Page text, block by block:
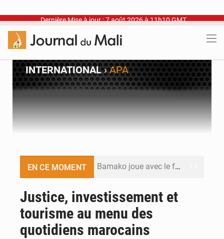
Dernière Mise à jour : 7 août 2026 à 11h10 GMT
INTERNATIONAL›APA
EN CE MOMENT Bamako joue avec le feu
Justice, investissement et
tourisme au menu des
quotidiens marocains